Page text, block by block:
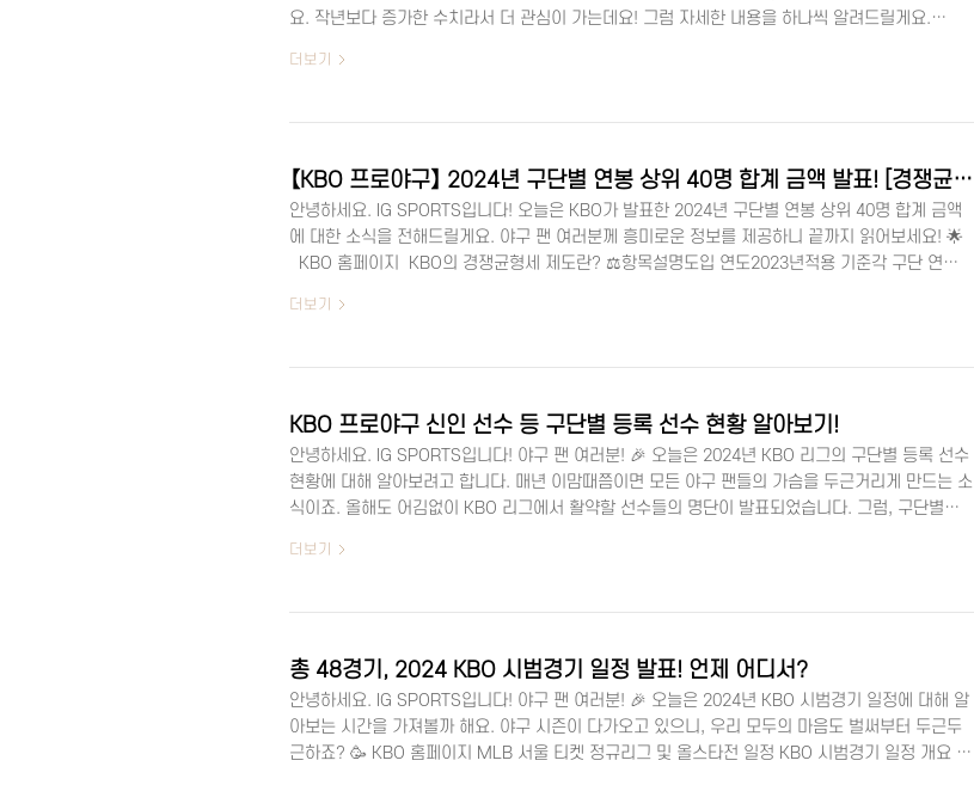
요. 작년보다 증가한 수치라서 더 관심이 가는데요! 그럼 자세한 내용을 하나씩 알려드릴게요.
명전년 대비+9명 증가 (2024년 588명)구단 수10개 구단 2025년 KBO 리그 선수 등록이 지난 11
10개 구단이 모두 등록을 완료했으니, 본격적인 리그 개막 준비가 시작된 느낌이에요! ..
더보기
【KBO 프로야구】 2024년 구단별 연봉 상위 40명 합계 금액 발표! [경쟁균형세 제도 초과 페널티 야구발전기금]
안녕하세요. IG SPORTS입니다! 오늘은 KBO가 발표한 2024년 구단별 연봉 상위 40명 합계 금액
에 대한 소식을 전해드릴게요. 야구 팬 여러분께 흥미로운 정보를 제공하니 끝까지 읽어보세요! 🌟
KBO 홈페이지 KBO의 경쟁균형세 제도란? ⚖️항목설명도입 연도2023년적용 기준각 구단 연봉
티초과 금액의 일정 비율을 야구발전기금으로 납부 KBO는 리그의 경쟁력 강화를 위해 경쟁균형세
하고, 이에 따라 상한액을 초과할 경우 초과 금액의 일정 비율을 야구발전기금으로 납부하도록 하고
더보기
KBO 프로야구 신인 선수 등 구단별 등록 선수 현황 알아보기!
안녕하세요. IG SPORTS입니다! 야구 팬 여러분! 🎉 오늘은 2024년 KBO 리그의 구단별 등록 선수
현황에 대해 알아보려고 합니다. 매년 이맘때쯤이면 모든 야구 팬들의 가슴을 두근거리게 만드는 소
식이죠. 올해도 어김없이 KBO 리그에서 활약할 선수들의 명단이 발표되었습니다. 그럼, 구단별로
2024년 KBO 리그 선수 등록 현황 올해 KBO 리그에는 총 588명의 선수가 등록되었어요. 이 숫자
지고 있음을 의미합니다. 특히 롯데와 삼성이 각각 61명으로 가장 많은 선수를 등록했으며, 신인 선
더보기
총 48경기, 2024 KBO 시범경기 일정 발표! 언제 어디서?
안녕하세요. IG SPORTS입니다! 야구 팬 여러분! 🎉 오늘은 2024년 KBO 시범경기 일정에 대해 알
아보는 시간을 가져볼까 해요. 야구 시즌이 다가오고 있으니, 우리 모두의 마음도 벌써부터 두근두
근하죠? 🥳 KBO 홈페이지 MLB 서울 티켓 정규리그 및 올스타전 일정 KBO 시범경기 일정 개요 📅